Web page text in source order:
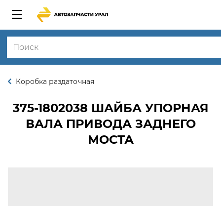
Коробка раздаточная
375-1802038 ШАЙБА УПОРНАЯ
ВАЛА ПРИВОДА ЗАДНЕГО
МОСТА